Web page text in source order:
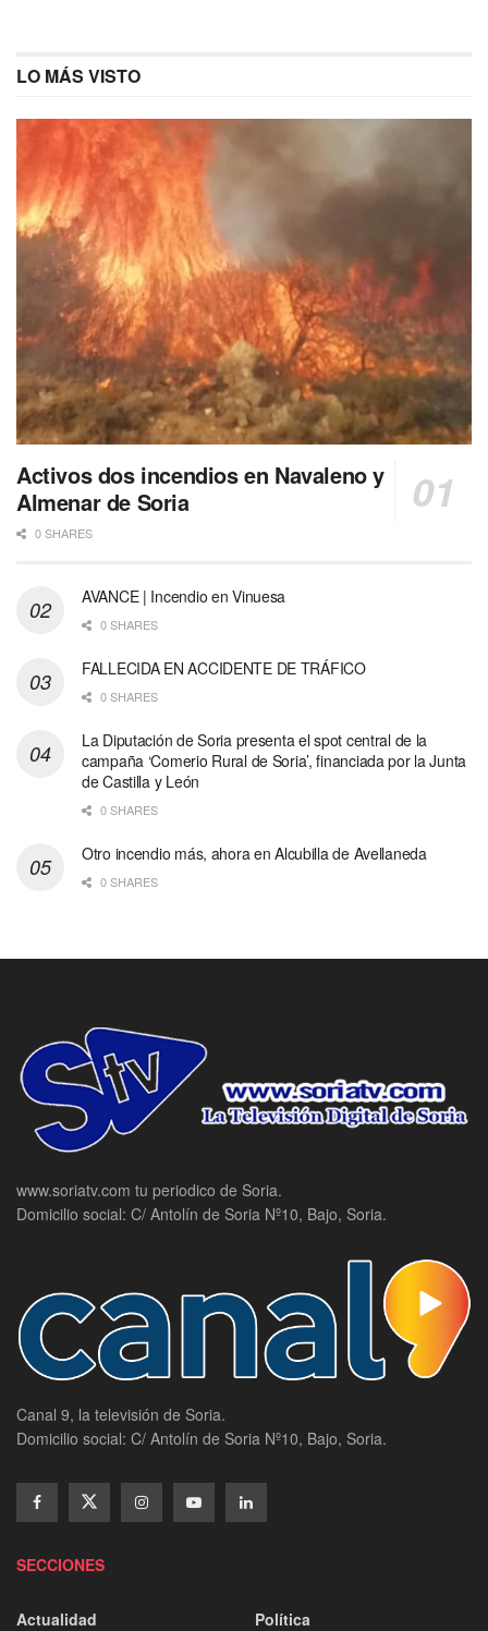
LO MÁS VISTO
Activos dos incendios en Navaleno y
Almenar de Soria
0 SHARES
AVANCE | Incendio en Vinuesa
0 SHARES
FALLECIDA EN ACCIDENTE DE TRÁFICO
0 SHARES
La Diputación de Soria presenta el spot central de la
campaña ‘Comerio Rural de Soria’, financiada por la Junta
de Castilla y León
0 SHARES
Otro incendio más, ahora en Alcubilla de Avellaneda
0 SHARES
www.soriatv.com tu periodico de Soria.
Domicilio social: C/ Antolín de Soria Nº10, Bajo, Soria.
Canal 9, la televisión de Soria.
Domicilio social: C/ Antolín de Soria Nº10, Bajo, Soria.
SECCIONES
Actualidad
Política